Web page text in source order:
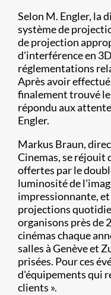
Selon M. Engler, la
système de
de projection
d'interférence en
réglementations
Après avoir
finalement trouvé
répondu aux
Engler.
Markus Braun,
Cinemas, se réjouit
offertes par le
luminosité de
impressionnante,
projections
organisons près de
cinémas chaque
salles à Genève et
prisées. Pour ces
d'équipements qui
clients ».